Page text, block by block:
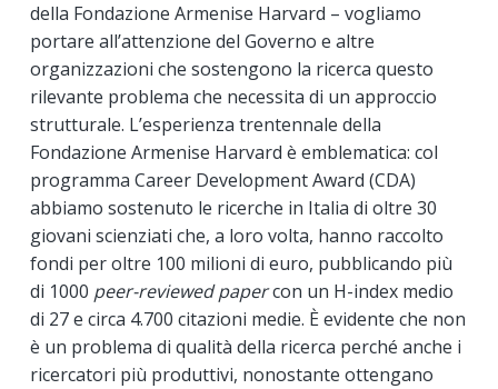
della Fondazione Armenise Harvard – vogliamo
portare all’attenzione del Governo e altre
organizzazioni che sostengono la ricerca questo
rilevante problema che necessita di un approccio
strutturale. L’esperienza trentennale della
Fondazione Armenise Harvard è emblematica: col
programma Career Development Award (CDA)
abbiamo sostenuto le ricerche in Italia di oltre 30
giovani scienziati che, a loro volta, hanno raccolto
fondi per oltre 100 milioni di euro, pubblicando più
di 1000 peer-reviewed papercon un H-index medio
di 27 e circa 4.700 citazioni medie. È evidente che non
è un problema di qualità della ricerca perché anche i
ricercatori più produttivi, nonostante ottengano